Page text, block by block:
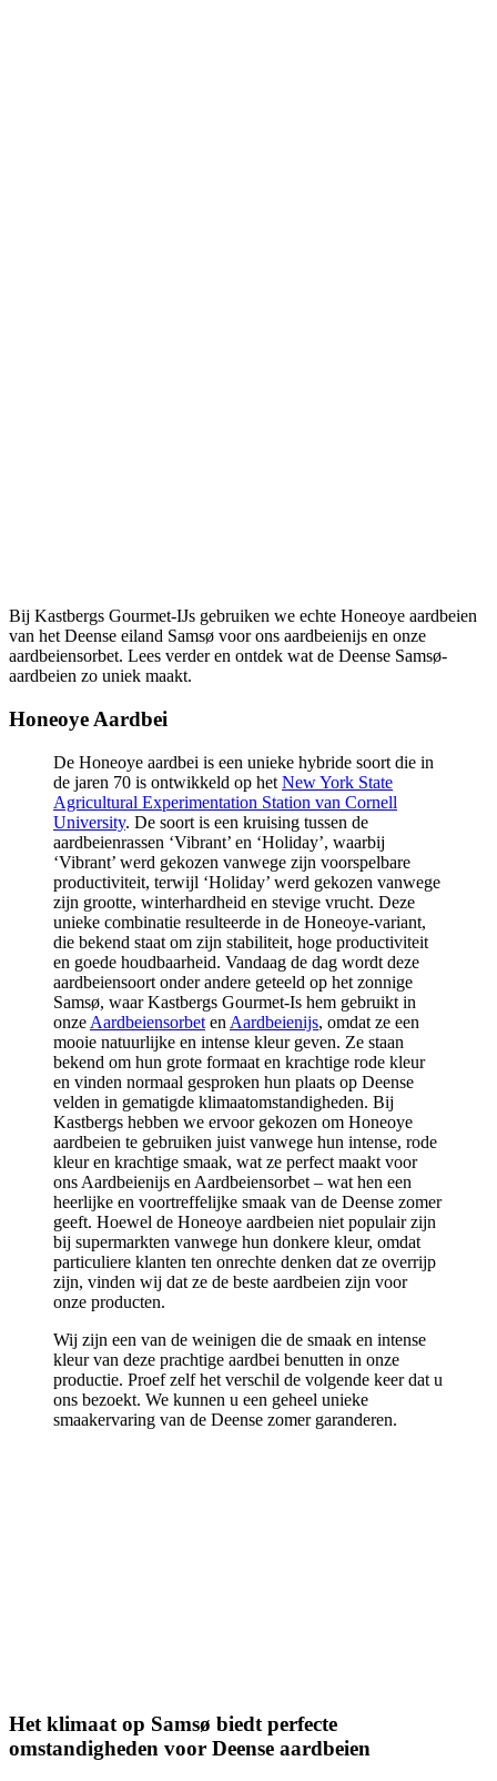
Bij Kastbergs Gourmet-IJs gebruiken we echte Honeoye aardbeien
van het Deense eiland Samsø voor ons aardbeienijs en onze
aardbeiensorbet. Lees verder en ontdek wat de Deense Samsø-
aardbeien zo uniek maakt.
Honeoye Aardbei
De Honeoye aardbei is een unieke hybride soort die in
de jaren 70 is ontwikkeld op het New York State
Agricultural Experimentation Station van Cornell
University. De soort is een kruising tussen de
aardbeienrassen ‘Vibrant’ en ‘Holiday’, waarbij
‘Vibrant’ werd gekozen vanwege zijn voorspelbare
productiviteit, terwijl ‘Holiday’ werd gekozen vanwege
zijn grootte, winterhardheid en stevige vrucht. Deze
unieke combinatie resulteerde in de Honeoye-variant,
die bekend staat om zijn stabiliteit, hoge productiviteit
en goede houdbaarheid. Vandaag de dag wordt deze
aardbeiensoort onder andere geteeld op het zonnige
Samsø, waar Kastbergs Gourmet-Is hem gebruikt in
onze Aardbeiensorbet en Aardbeienijs, omdat ze een
mooie natuurlijke en intense kleur geven. Ze staan
bekend om hun grote formaat en krachtige rode kleur
en vinden normaal gesproken hun plaats op Deense
velden in gematigde klimaatomstandigheden. Bij
Kastbergs hebben we ervoor gekozen om Honeoye
aardbeien te gebruiken juist vanwege hun intense, rode
kleur en krachtige smaak, wat ze perfect maakt voor
ons Aardbeienijs en Aardbeiensorbet – wat hen een
heerlijke en voortreffelijke smaak van de Deense zomer
geeft. Hoewel de Honeoye aardbeien niet populair zijn
bij supermarkten vanwege hun donkere kleur, omdat
particuliere klanten ten onrechte denken dat ze overrijp
zijn, vinden wij dat ze de beste aardbeien zijn voor
onze producten.
Wij zijn een van de weinigen die de smaak en intense
kleur van deze prachtige aardbei benutten in onze
productie. Proef zelf het verschil de volgende keer dat u
ons bezoekt. We kunnen u een geheel unieke
smaakervaring van de Deense zomer garanderen.
Het klimaat op Samsø biedt perfecte
omstandigheden voor Deense aardbeien